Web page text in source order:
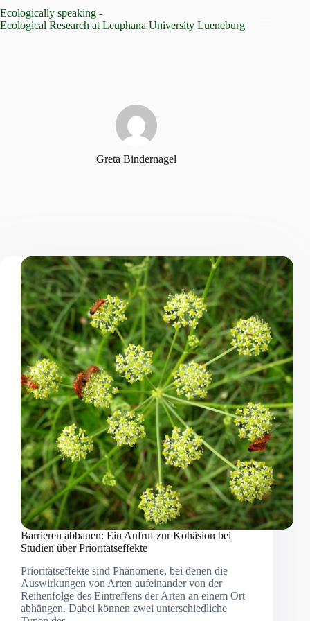
Inhalt
springen
Ecologically speaking -
Ecological Research at Leuphana University Lueneburg
Greta Bindernagel
Barrieren abbauen: Ein Aufruf zur Kohäsion bei
Studien über Prioritätseffekte
Prioritätseffekte sind Phänomene, bei denen die
Auswirkungen von Arten aufeinander von der
Reihenfolge des Eintreffens der Arten an einem Ort
abhängen. Dabei können zwei unterschiedliche